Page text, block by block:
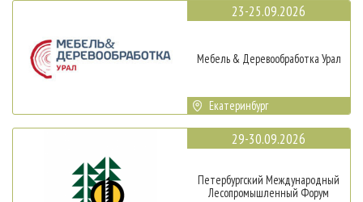
23-25.09.2026
Мебель & Деревообработка Урал
Екатеринбург
29-30.09.2026
Петербургский Международный
Лесопромышленный Форум